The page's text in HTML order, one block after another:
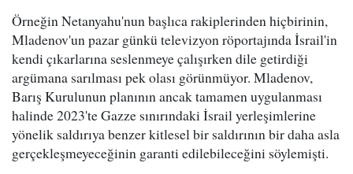
Örneğin Netanyahu'nun başlıca rakiplerinden hiçbirinin,
Mladenov'un pazar günkü televizyon röportajında İsrail'in
kendi çıkarlarına seslenmeye çalışırken dile getirdiği
argümana sarılması pek olası görünmüyor. Mladenov,
Barış Kurulunun planının ancak tamamen uygulanması
halinde 2023'te Gazze sınırındaki İsrail yerleşimlerine
yönelik saldırıya benzer kitlesel bir saldırının bir daha asla
gerçekleşmeyeceğinin garanti edilebileceğini söylemişti.